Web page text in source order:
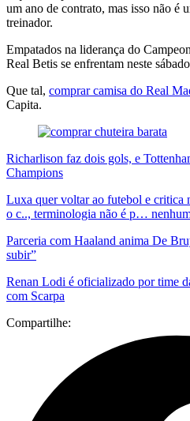
um ano de contrato, mas isso não é
treinador.
Empatados na liderança do
Real Betis se enfrentam neste
Que tal, comprar camisa do Real
Capita.
Richarlison faz dois gols, e
Champions
Luxa quer voltar ao futebol e critica
o c.., terminologia não é p…
Parceria com Haaland anima De
subir”
Renan Lodi é oficializado por time
com Scarpa
Compartilhe: